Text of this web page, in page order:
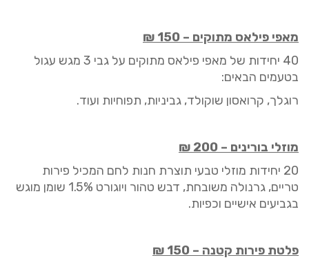
מאפי פילאס מתוקים –
150
₪
40 י חידות של מאפי פילאס מתוקים על גבי 3 מגש עגול
בטעמים הבאים:
רוגלך, קרואסון שוקולד, גביניות, תפוחיות ועוד.
מוזלי בורינים –
200
₪
20 יחידות מוזלי טבעי תוצרת חנות לחם המכיל פירות
טריים, גרנולה משובחת, דבש טהור ויוגורט 1.5% שומן מוגש
בגביעים אישיים וכפיות.
פלטת פירות קטנה –